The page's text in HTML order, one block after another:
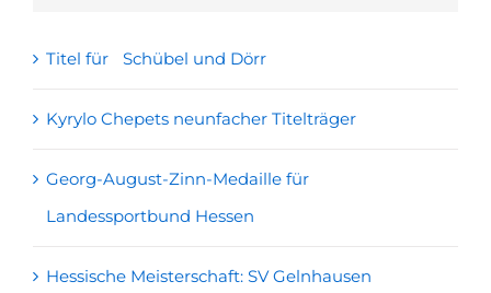
Titel für Schübel und Dörr
Kyrylo Chepets neunfacher Titelträger
Georg-August-Zinn-Medaille für
Landessportbund Hessen
Hessische Meisterschaft: SV Gelnhausen